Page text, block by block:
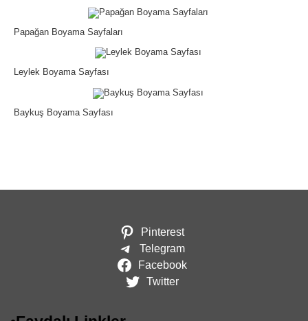
Papağan Boyama Sayfaları
Leylek Boyama Sayfası
Baykuş Boyama Sayfası
Pinterest
Telegram
Facebook
Twitter